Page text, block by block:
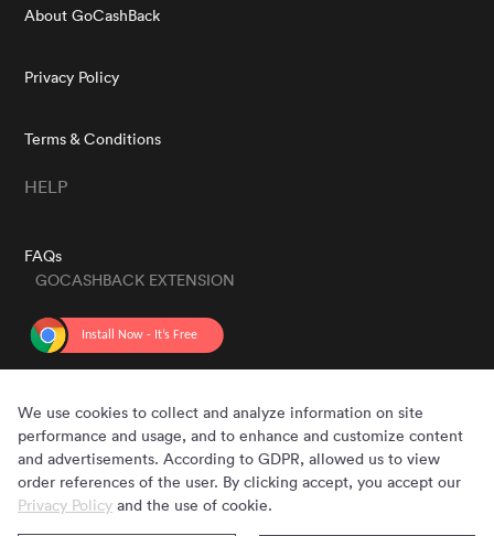
About GoCashBack
Privacy Policy
Terms & Conditions
HELP
FAQs
GOCASHBACK EXTENSION
We use cookies to collect and analyze information on site
performance and usage, and to enhance and customize content
and advertisements. According to GDPR, allowed us to view
order references of the user. By clicking accept, you accept our
Privacy Policy and the use of cookie.